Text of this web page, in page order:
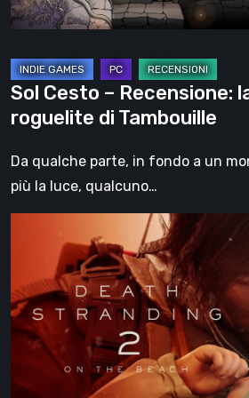
di
Sol Cesto – Recensione:
roguelite di Tambouille
Da qualche parte, in fondo a un
più la luce, qualcuno…
Stranding
On
the
Beach,